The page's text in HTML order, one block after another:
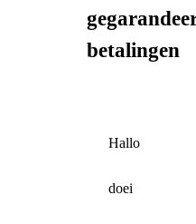
betalingen
Hallo
doei